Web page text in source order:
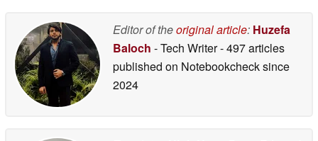
Editor of theoriginal article: Huzefa
Baloch - Tech Writer- 497 articles
published on Notebookchecksince
2024